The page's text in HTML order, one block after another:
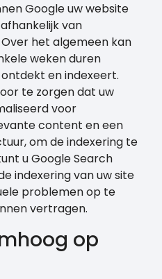
Google uw website
van
het algemeen kan
weken duren
en indexeert.
te zorgen dat uw
voor
content en een
om de indexering te
u Google Search
indexering van uw site
problemen op te
vertragen.
op